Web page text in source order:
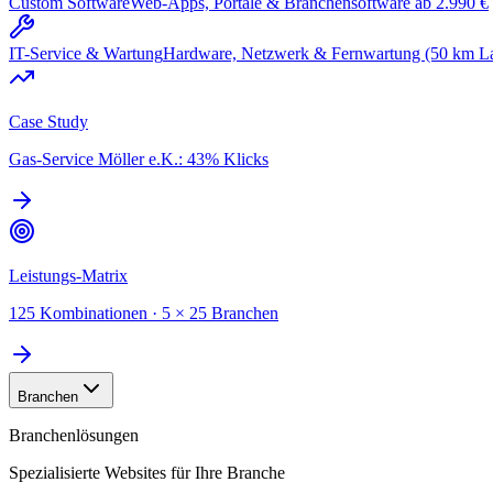
IT-Service & WartungHardware, Netzwerk & Fernwartung (50 km
Case Study
Gas-Service Möller e.K.: 43% Klicks
Leistungs-Matrix
125 Kombinationen · 5 × 25 Branchen
Branchen
Branchenlösungen
Spezialisierte Websites für Ihre Branche